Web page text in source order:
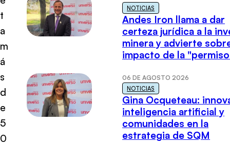
t
a
m
á
s
d
e
5
0
NOTICIAS
Andes Iron llama a dar
certeza jurídica a la
minera y advierte
impacto de la
06 DE AGOSTO 2026
NOTICIAS
Gina Ocqueteau:
inteligencia artificial y
comunidades en la
estrategia de SQM